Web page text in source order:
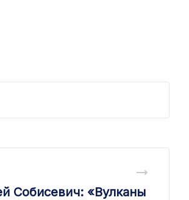
Собисевич: «Вулканы